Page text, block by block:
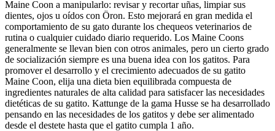
Maine Coon a manipularlo: revisar y recortar uñas, limpiar sus
dientes, ojos u oídos con Öron. Esto mejorará en gran medida el
comportamiento de su gato durante los chequeos veterinarios de
rutina o cualquier cuidado diario requerido. Los Maine Coons
generalmente se llevan bien con otros animales, pero un cierto grado
de socialización siempre es una buena idea con los gatitos. Para
promover el desarrollo y el crecimiento adecuados de su gatito
Maine Coon, elija una dieta bien equilibrada compuesta de
ingredientes naturales de alta calidad para satisfacer las necesidades
dietéticas de su gatito. Kattunge de la gama Husse se ha desarrollado
pensando en las necesidades de los gatitos y debe ser alimentado
desde el destete hasta que el gatito cumpla 1 año.